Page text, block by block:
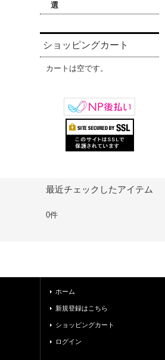
選
ショッピングカート
カートは空です。
最近チェックしたアイテム
0件
ホーム
新規登録はこちら
ショッピングカート
ログイン